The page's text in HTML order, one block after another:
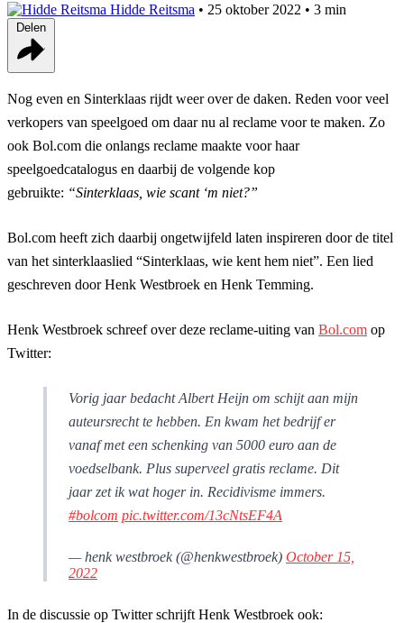
Hidde Reitsma • 25 oktober 2022 • 3 min
Nog even en Sinterklaas rijdt weer over de daken. Reden voor veel
verkopers van speelgoed om daar nu al reclame voor te maken. Zo
ook Bol.com die onlangs reclame maakte voor haar
speelgoedcatalogus en daarbij de volgende kop
gebruikte: “Sinterklaas, wie scant ‘m niet?”
Bol.com heeft zich daarbij ongetwijfeld laten inspireren door de titel
van het sinterklaaslied “Sinterklaas, wie kent hem niet”. Een lied
geschreven door Henk Westbroek en Henk Temming.
Henk Westbroek schreef over deze reclame-uiting van Bol.com op
Twitter:
Vorig jaar bedacht Albert Heijn om schijt aan mijn
auteursrecht te hebben. En kwam het bedrijf er
vanaf met een schenking van 5000 euro aan de
voedselbank. Plus superveel gratis reclame. Dit
jaar zet ik wat hoger in. Recidivisme immers.
#bolcom pic.twitter.com/13cNtsEF4A
— henk westbroek (@henkwestbroek) October 15,
2022
In de discussie op Twitter schrijft Henk Westbroek ook: